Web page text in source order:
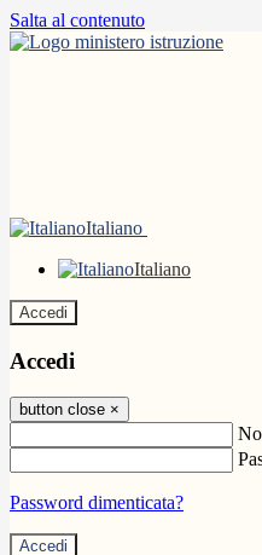
Salta al contenuto
Italiano
Italiano
Accedi
Accedi
button close ×
Password dimenticata?